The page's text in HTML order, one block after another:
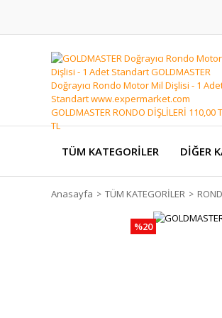
TÜM KATEGORİLER DİĞER
Anasayfa TÜM KATEGORİLER
%20